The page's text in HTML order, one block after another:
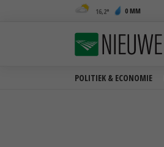
16,2 0 MM
POLITIEK & ECONOMIE